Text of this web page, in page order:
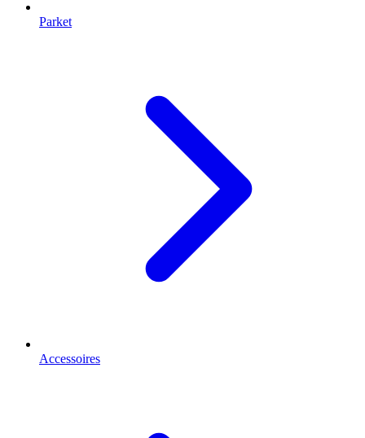
Parket
Accessoires